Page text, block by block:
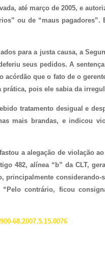
até março de 2005, e
ou de “maus
para a justa causa, a
seus pedidos. A
acórdão que o fato de o
prática, pois ele sabia da
tratamento desigual e
mais brandas, e indicou
a alegação de violação
482, alínea “b” da CLT,
principalmente
contrário, ficou
68.2007.5.15.0076